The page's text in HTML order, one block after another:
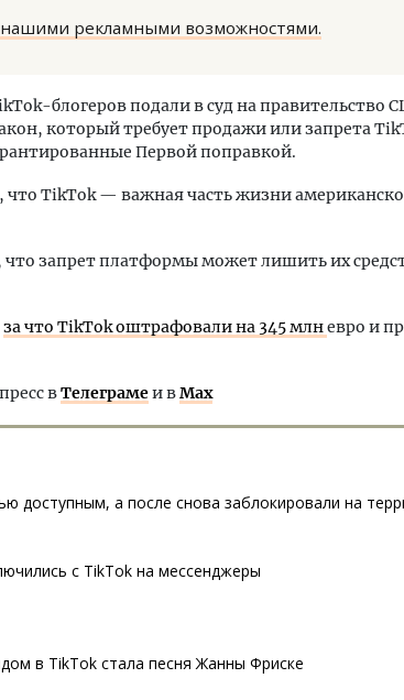
нашими рекламными возможностями.
блогеров подали в суд на правительство
который требует продажи или запрета
Первой поправкой.
TikTok — важная часть жизни
запрет платформы может лишить их
за что TikTok оштрафовали на 345 млневро и
вТелеграмеи вMax
доступным, а после снова заблокировали на
с TikTok на мессенджеры
в TikTok стала песня Жанны Фриске
абонентов других